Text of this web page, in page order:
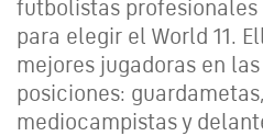
futbolistas
para elegir el World 11.
mejores jugadoras en
posiciones:
mediocampistas y